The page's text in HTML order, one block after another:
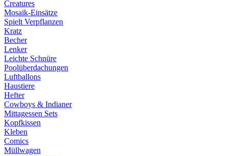
Creatures
Mosaik-Einsätze
Spielt Verpflanzen
Kratz
Becher
Lenker
Leichte Schnüre
Poolüberdachungen
Luftballons
Haustiere
Hefter
Cowboys & Indianer
Mittagessen Sets
Kopfkissen
Kleben
Comics
Müllwagen